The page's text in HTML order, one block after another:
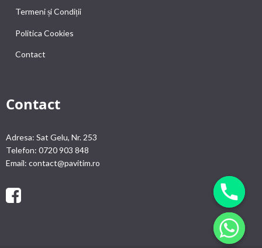
Termeni și Condiții
Politica Cookies
Contact
Contact
Adresa: Sat Gelu, Nr. 253
Telefon: 0720 903 848
Email: contact@pavitim.ro